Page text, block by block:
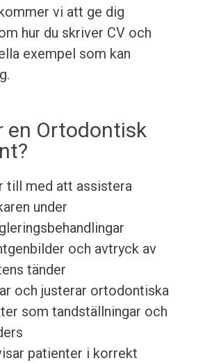
vi att ge dig
hur du skriver CV och
exempel som kan
en Ortodontisk
till med att assistera
under
och avtryck av
tänder
och justerar ortodontiska
som tandställningar och
patienter i korrekt